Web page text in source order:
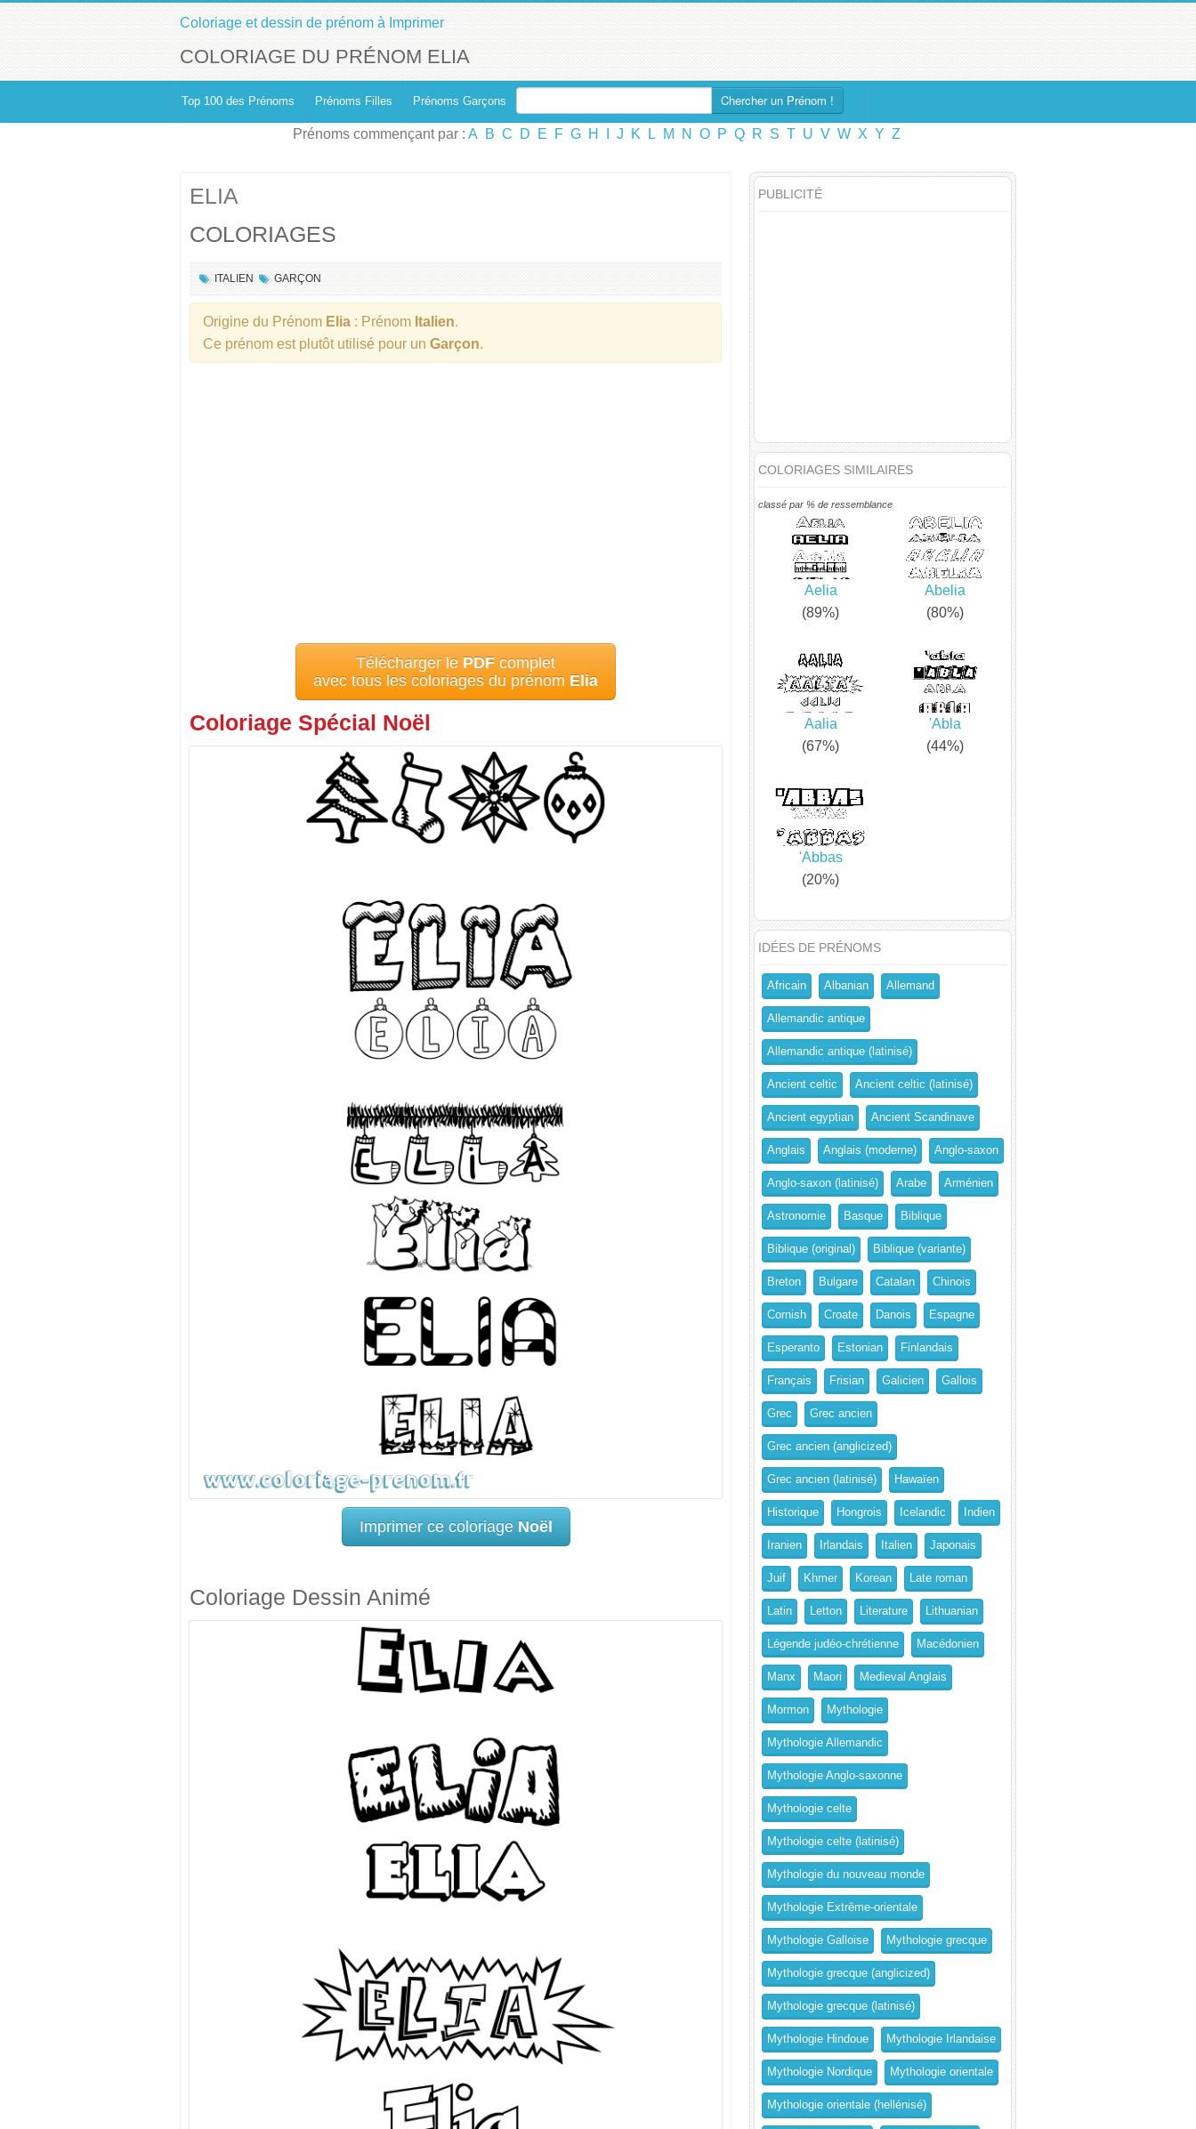
Coloriage et dessin de prénom à Imprimer
COLORIAGE DU PRÉNOM ELIA
Top 100 des Prénoms Prénoms Filles Prénoms Garçons Chercher un Prénom !
Prénoms commençant par : A B C D E F G H J K L M N O P Q R S T U V W X Y Z
ELIA
COLORIAGES
ITALIEN GARÇON
Origine du Prénom Elia : Prénom Italien.
Ce prénom est plutôt utilisé pour un Garçon.
Télécharger le PDF complet
avec tous les coloriages du prénom Elia
Coloriage Spécial Noël
Imprimer ce coloriage Noël
Coloriage Dessin Animé
PUBLICITÉ
COLORIAGES SIMILAIRES
classé par % de ressemblance
Aelia
(89%)
Abelia
(80%)
Aalia
(67%)
'Abla
(44%)
'Abbas
(20%)
IDÉES DE PRÉNOMS
Africain Albanian Allemand
Allemandic antique
Allemandic antique (latinisé)
Ancient celtic Ancient celtic (latinisé)
Ancient egyptian Ancient Scandinave
Anglais Anglais (moderne) Anglo-saxon
Anglo-saxon (latinisé) Arabe Arménien
Astronomie Basque Biblique
Biblique (original) Biblique (variante)
Breton Bulgare Catalan Chinois
Cornish Croate Danois Espagne
Esperanto Estonian Finlandais
Français Frisian Galicien Gallois
Grec Grec ancien
Grec ancien (anglicized)
Grec ancien (latinisé) Hawaïen
Historique Hongrois Icelandic Indien
Iranien Irlandais Italien Japonais
Juif Khmer Korean Late roman
Latin Letton Literature Lithuanian
Légende judéo-chrétienne Macédonien
Manx Maori Medieval Anglais
Mormon Mythologie
Mythologie Allemandic
Mythologie Anglo-saxonne
Mythologie celte
Mythologie celte (latinisé)
Mythologie du nouveau monde
Mythologie Extrême-orientale
Mythologie Galloise Mythologie grecque
Mythologie grecque (anglicized)
Mythologie grecque (latinisé)
Mythologie Hindoue Mythologie Irlandaise
Mythologie Nordique Mythologie orientale
Mythologie orientale (hellénisé)